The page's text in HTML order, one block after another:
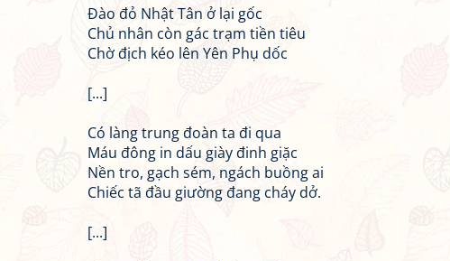
Đào đỏ Nhật Tân ở lại gốc
Chủ nhân còn gác trạm tiền tiêu
Chờ địch kéo lên Yên Phụ dốc
[...]
Có làng trung đoàn ta đi qua
Máu đông in dấu giày đinh giặc
Nền tro, gạch sém, ngách buồng ai
Chiếc tã đầu giường đang cháy dở.
[...]